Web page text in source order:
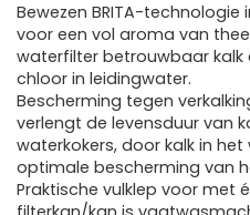
Bewezen BRITA-technologie
voor een vol aroma van
waterfilter betrouwbaar
chloor in leidingwater.
Bescherming tegen
verlengt de levensduur van
waterkokers, door kalk in
optimale bescherming van
Praktische vulklep voor met